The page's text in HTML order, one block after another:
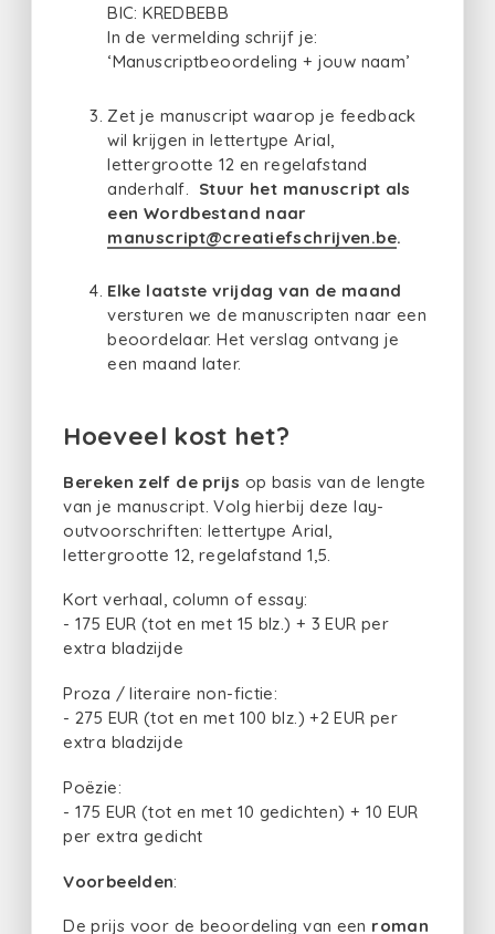
BIC: KREDBEBB
In de vermelding schrijf je:
‘Manuscriptbeoordeling + jouw naam’
Zet je manuscript waarop je feedback
wil krijgen in lettertype Arial,
lettergrootte 12 en regelafstand
anderhalf. Stuur het manuscript als
een Wordbestand naar
manuscript@creatiefschrijven.be.
Elke laatste vrijdag van de maand
versturen we de manuscripten naar een
beoordelaar. Het verslag ontvang je
een maand later.
Hoeveel kost het?
Bereken zelf de prijs op basis van de lengte
van je manuscript. Volg hierbij deze lay-
outvoorschriften: lettertype Arial,
lettergrootte 12, regelafstand 1,5.
Kort verhaal, column of essay:
- 175 EUR (tot en met 15 blz.) + 3 EUR per
extra bladzijde
Proza / literaire non-fictie:
- 275 EUR (tot en met 100 blz.) +2 EUR per
extra bladzijde
Poëzie:
- 175 EUR (tot en met 10 gedichten) + 10 EUR
per extra gedicht
Voorbeelden:
De prijs voor de beoordeling van een roman